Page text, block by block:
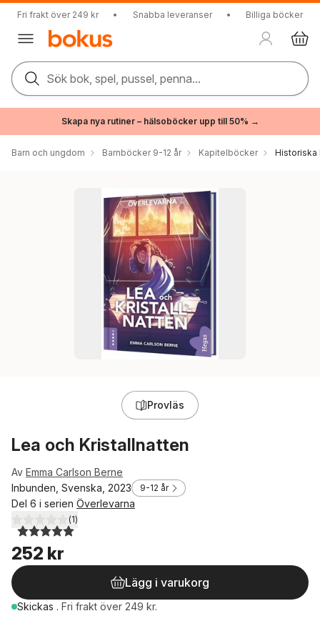
Fri frakt över 249 kr • Snabba leveranser • Billiga böcker
Sök bok, spel, pussel, penna...
Skapa nya rutiner – hälsoböcker upp till 50% →
Barn och ungdom Barnböcker 9-12 år Kapitelböcker Historiska
Provläs
Lea och Kristallnatten
Av Emma Carlson Berne
Inbunden, Svenska, 2023
9-12 år
Del 6 i serien Överlevarna
5,0utav 5 stjärnor. Totalt antal röster:
(1)
252 kr
Lägg i varukorg
Skickas . Fri frakt över 249 kr.